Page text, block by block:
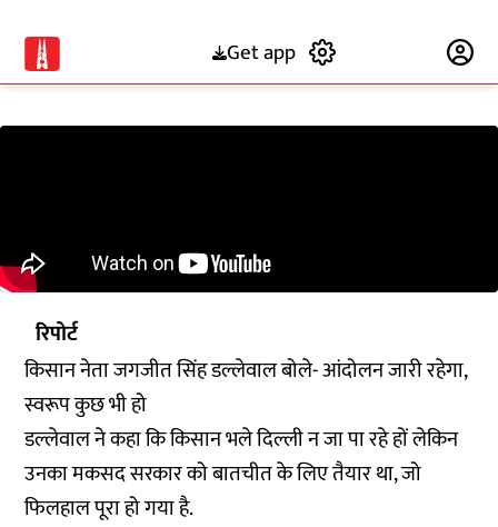
Get app
रिपोर्ट
किसान नेता जगजीत सिंह डल्लेवाल बोले- आंदोलन जारी रहेगा,
स्वरूप कुछ भी हो
डल्लेवाल ने कहा कि किसान भले दिल्ली न जा पा रहे हों लेकिन
उनका मकसद सरकार को बातचीत के लिए तैयार था, जो
फिलहाल पूरा हो गया है.